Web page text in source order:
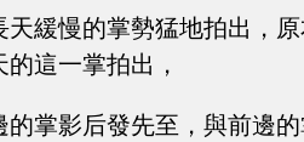
天緩慢的掌勢猛地拍出，
這一掌拍出，
的掌影后發先至，與前邊